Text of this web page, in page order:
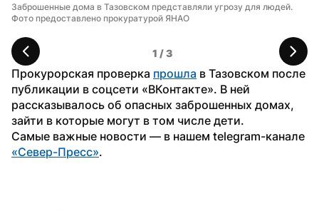
1 / 3
Заброшенные дома в Тазовском представляли угрозу для людей.
Фото предоставлено прокуратурой ЯНАО
Прокурорская проверка прошла в Тазовском после
публикации в соцсети «ВКонтакте». В ней
рассказывалось об опасных заброшенных домах,
зайти в которые могут в том числе дети.
«Север-Пресс».